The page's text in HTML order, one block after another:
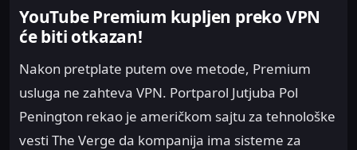
YouTube Premium kupljen preko VPN
će biti otkazan!
Nakon pretplate putem ove metode, Premium
usluga ne zahteva VPN. Portparol Jutjuba Pol
Penington rekao je američkom sajtu za tehnološke
vesti The Verge da kompanija ima sisteme za